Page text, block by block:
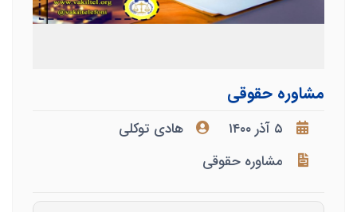
مشاوره حقوقی
۵ آذر ۱۴۰۰
هادی توکلی
مشاوره حقوقی